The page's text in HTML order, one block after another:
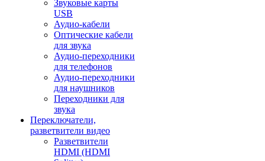
Звуковые карты
USB
Аудио-кабели
Оптические кабели
для звука
Аудио-переходники
для телефонов
Аудио-переходники
для наушников
Переходники для
звука
Переключатели,
разветвители видео
Разветвители
HDMI (HDMI